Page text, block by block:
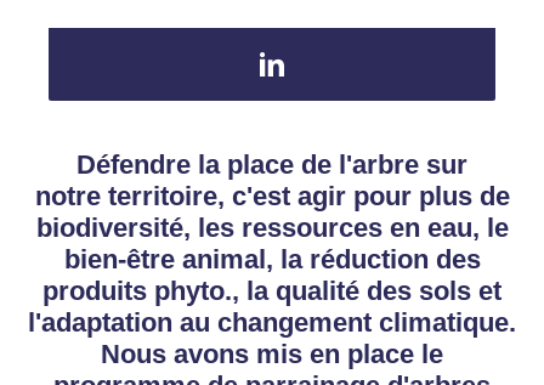
Défendre la place de l'arbre sur
notre territoire, c'est agir pour plus de
biodiversité, les ressources en eau, le
bien-être animal, la réduction des
produits phyto., la qualité des sols et
l'adaptation au changement climatique.
Nous avons mis en place le